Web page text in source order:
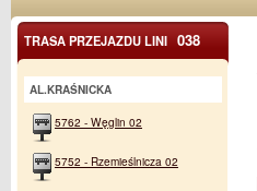
TRASA PRZEJAZDU LINI 038
AL.KRAŚNICKA
5762 - Węglin 02
5752 - Rzemieślnicza 02